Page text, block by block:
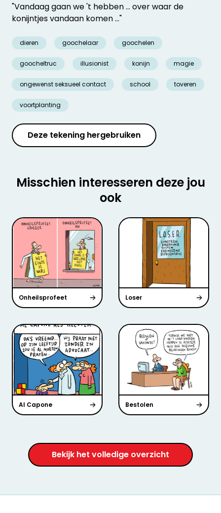
"Vandaag gaan we 't hebben ... over waar de
konijntjes vandaan komen ..."
dieren goochelaar goochelen
goocheltruc illusionist konijn magie
ongewenst seksueel contact school toveren
voortplanting
Deze tekening hergebruiken
Misschien interesseren deze jou
ook
Onheilsprofeet Loser
Al Capone Bestolen
Bekijk het volledige overzicht